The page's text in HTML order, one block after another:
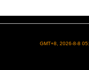
GMT+8, 2026-8-8